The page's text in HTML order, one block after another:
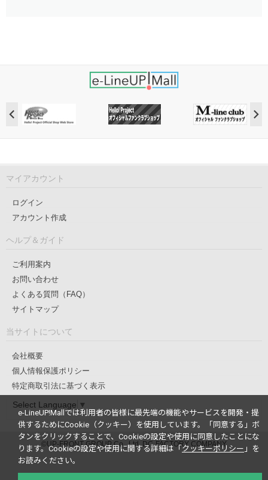
マイアカウント
ログイン
アカウント作成
ヘルプ＆ガイド
ご利用案内
お問い合わせ
よくある質問（FAQ）
サイトマップ
当サイトについて
会社概要
個人情報保護ポリシー
特定商取引法に基づく表示
Select Language ▼
©UP-FRONT GROUP Co., Ltd. DC-FACTORY COMPANY
e-LineUP!Mallでは利用者の皆様に最先端の機能やサービスを開発・提
供するためにCookie（クッキー）を使用しています。
「同意する」ボ
タンをクリックすることで、Cookieの設定や使用に同意したことにな
ります。Cookieの設定や使用に関する詳細は「 クッキーポリシー 」を
お読みください。